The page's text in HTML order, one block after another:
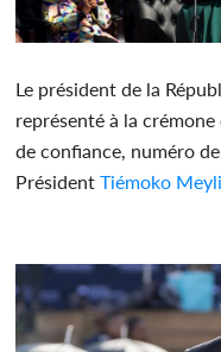
Le président de la
représenté à la
de confiance, numéro
PrésidentTiémoko